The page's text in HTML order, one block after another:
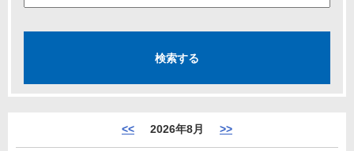
<< 2026年8月 >>